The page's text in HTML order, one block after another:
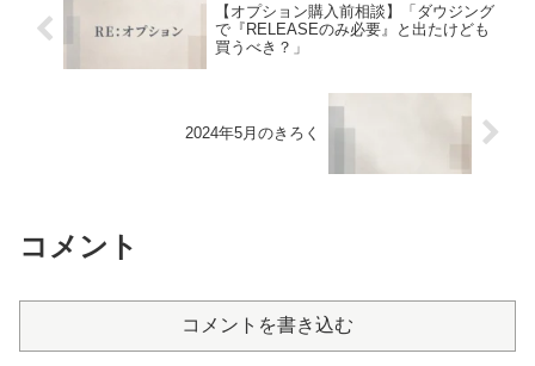
【オプション購入前相談】「ダウジング
で『RELEASEのみ必要』と出たけども
買うべき？」
2024年5月のきろく
コメント
コメントを書き込む